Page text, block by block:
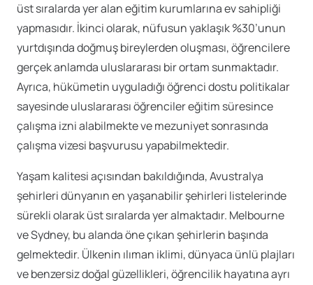
üst sıralarda yer alan eğitim kurumlarına ev sahipliği
yapmasıdır. İkinci olarak, nüfusun yaklaşık %30’unun
yurtdışında doğmuş bireylerden oluşması, öğrencilere
gerçek anlamda uluslararası bir ortam sunmaktadır.
Ayrıca, hükümetin uyguladığı öğrenci dostu politikalar
sayesinde uluslararası öğrenciler eğitim süresince
çalışma izni alabilmekte ve mezuniyet sonrasında
çalışma vizesi başvurusu yapabilmektedir.
Yaşam kalitesi açısından bakıldığında, Avustralya
şehirleri dünyanın en yaşanabilir şehirleri listelerinde
sürekli olarak üst sıralarda yer almaktadır. Melbourne
ve Sydney, bu alanda öne çıkan şehirlerin başında
gelmektedir. Ülkenin ılıman iklimi, dünyaca ünlü plajları
ve benzersiz doğal güzellikleri, öğrencilik hayatına ayrı